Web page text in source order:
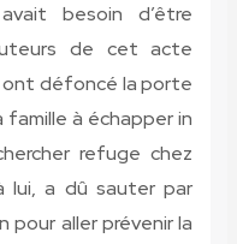
besoin d’être
de cet acte
ont défoncé la porte
famille à échapper in
refuge chez
lui, a dû sauter par
pour aller prévenir la